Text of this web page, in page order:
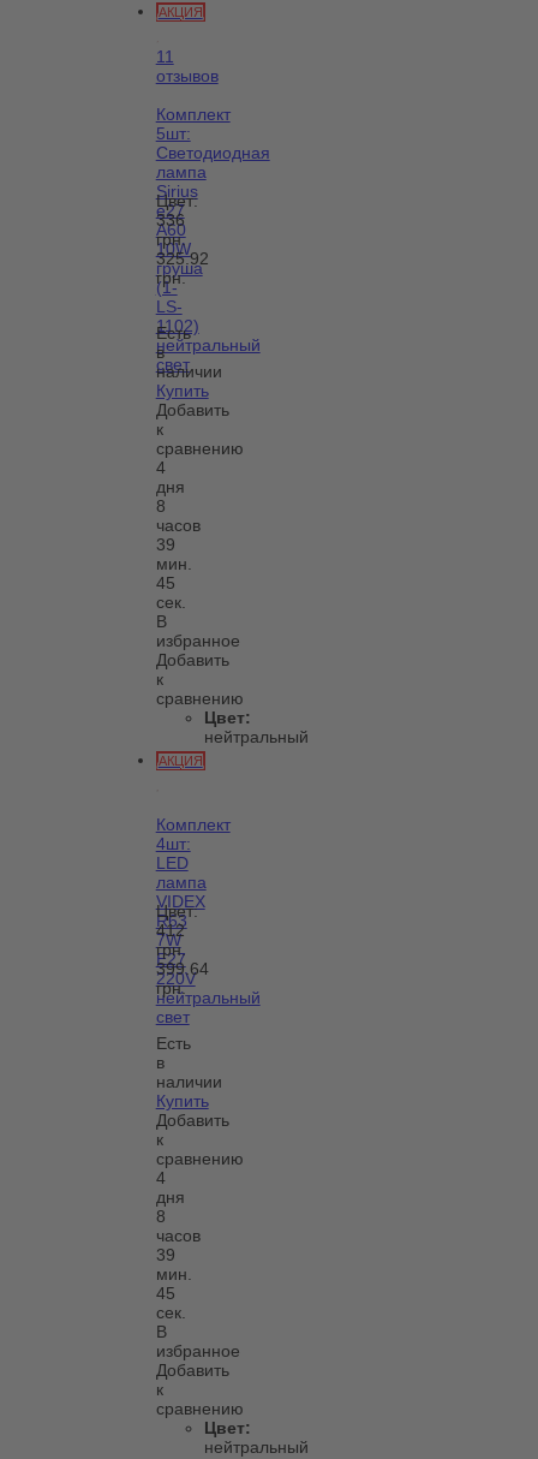
АКЦИЯ
11
отзывов
Комплект
5шт:
Светодиодная
лампа
Sirius
e27
А60
10W
груша
(1-
LS-
1102)
нейтральный
свет
Цвет:
336
грн.
325.92
грн.
Есть
в
наличии
Купить
Добавить
к
сравнению
4
дня
8
часов
39
мин.
45
сек.
В
избранное
Добавить
к
сравнению
Цвет:
нейтральный
АКЦИЯ
Комплект
4шт:
LED
лампа
VIDEX
R63
7W
E27
220V
нейтральный
свет
Цвет:
412
грн.
399.64
грн.
Есть
в
наличии
Купить
Добавить
к
сравнению
4
дня
8
часов
39
мин.
45
сек.
В
избранное
Добавить
к
сравнению
Цвет:
нейтральный